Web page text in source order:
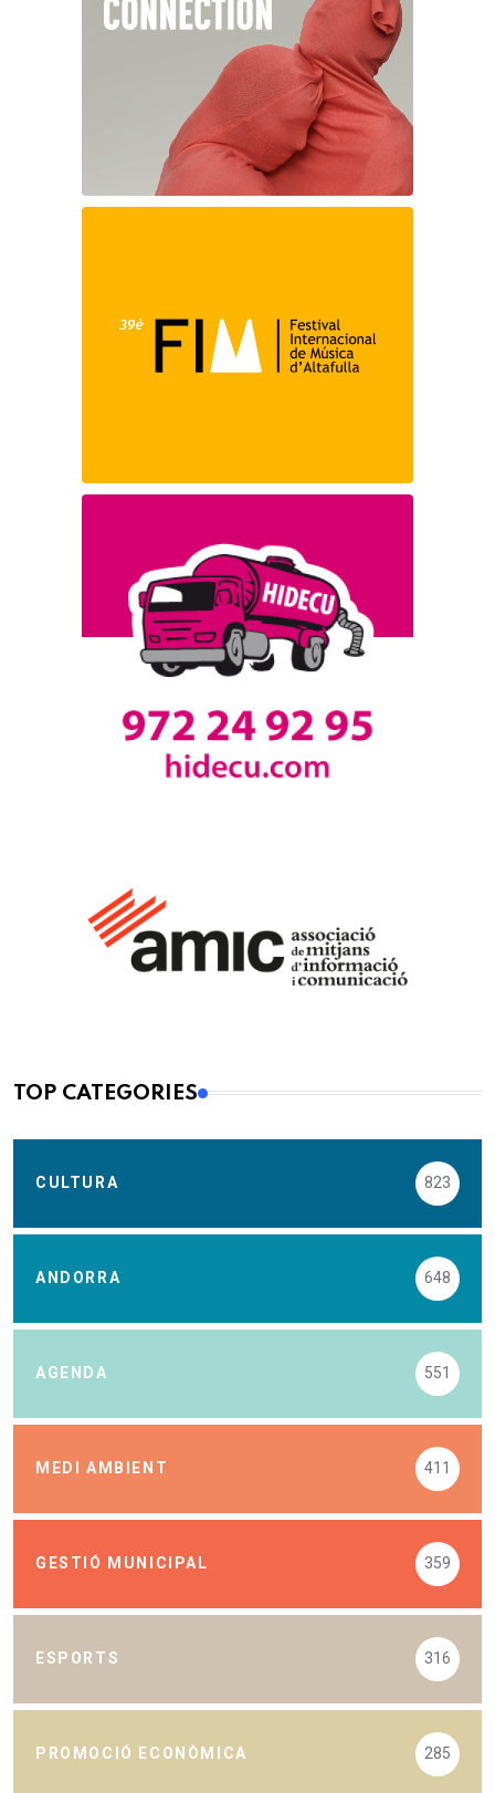
TOP CATEGORIES
CULTURA 823
ANDORRA 648
AGENDA 551
MEDI AMBIENT 411
GESTIÓ MUNICIPAL 359
ESPORTS 316
PROMOCIÓ ECONÒMICA 285